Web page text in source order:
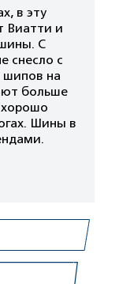
в эту
Виатти и
С
снесло с
шипов на
больше
хорошо
Шины в